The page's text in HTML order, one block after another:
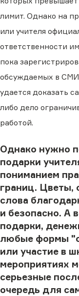
лимит. Однако на
или учителя
ответственности
пока
обсуждаемых в
удается доказать
либо дело
работой.
Однако нужно
подарки
пониманием
границ. Цветы,
слова
и безопасно. А
подарки,
любые формы
или участие в
мероприятиях
серьезные
очередь для